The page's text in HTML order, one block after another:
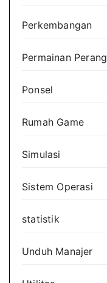
Perkembangan
Permainan Perang
Ponsel
Rumah Game
Simulasi
Sistem Operasi
statistik
Unduh Manajer